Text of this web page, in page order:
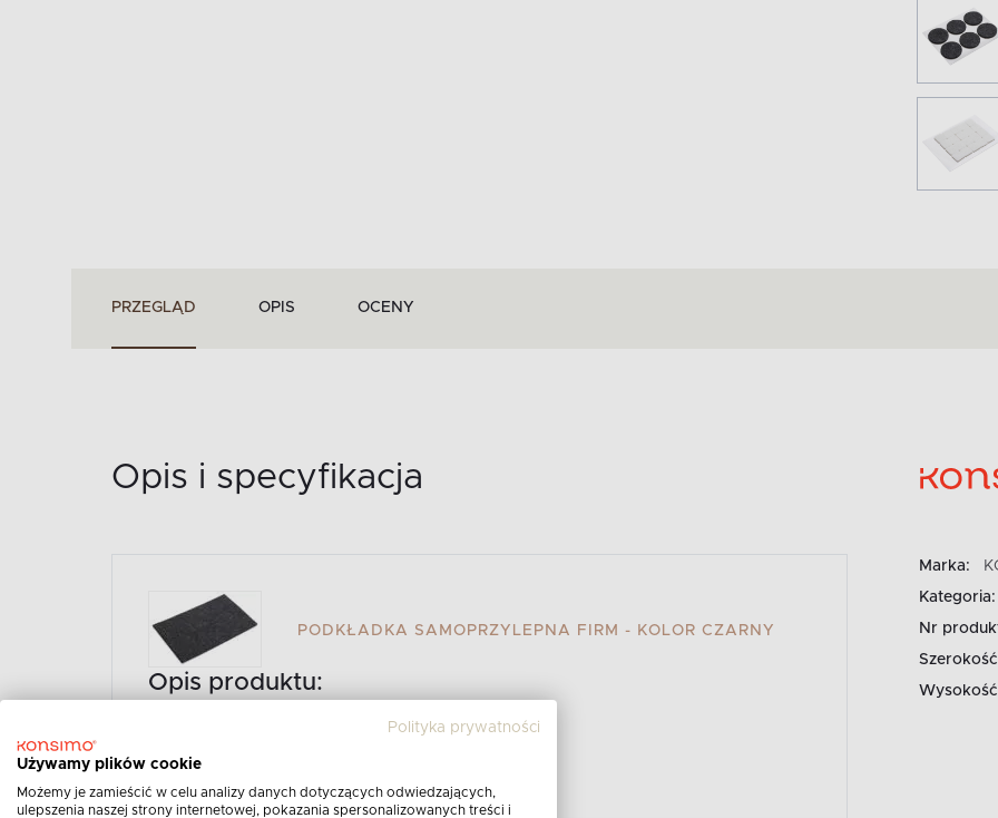
PRZEGLĄD OPIS OCENY
Opis i specyfikacja
PODKŁADKA SAMOPRZYLEPNA FIRM - KOLOR CZARNY
Opis produktu:
Marka:
Kategoria:
Nr
Polityka prywatności
Używamy plików cookie
Możemy je zamieścić w celu analizy danych dotyczących odwiedzających,
ulepszenia naszej strony internetowej, pokazania spersonalizowanych treści i